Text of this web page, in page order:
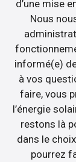
d’une mise
Nous
informé(e)
à vos
faire, vous
l’énergie
restons là
dans le
pourrez